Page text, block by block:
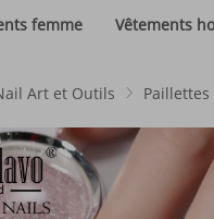
femme Vêtements
Art et Outils